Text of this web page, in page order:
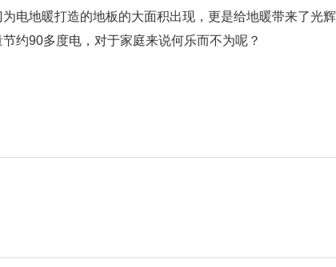
电地暖打造的地板的大面积出现，更是给地暖带来了光辉
约90多度电，对于家庭来说何乐而不为呢？